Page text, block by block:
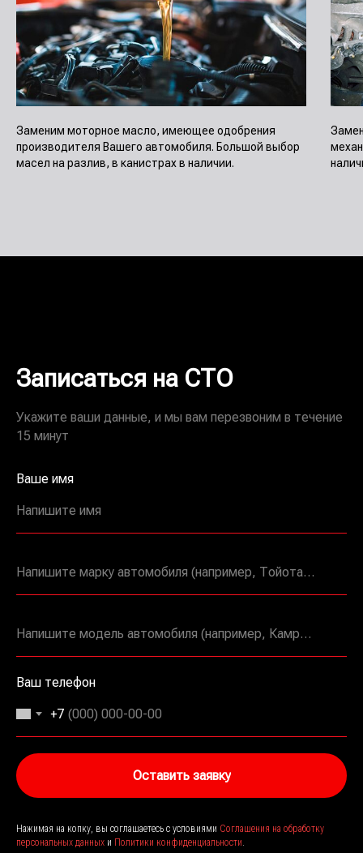
Заменим моторное масло, имеющее одобрения
производителя Вашего автомобиля. Большой выбор
масел на разлив, в канистрах в наличии.
Записаться на СТО
Укажите ваши данные, и мы вам перезвоним в течение
15 минут
Ваше имя
Напишите имя
Напишите марку автомобиля (например, Тойота, Мерседес и т.д.)
Напишите модель автомобиля (например, Камри, E63 и т.д.)
Ваш телефон
+7
Оставить заявку
Нажимая на копку, вы соглашаетесь с условиями Соглашения на обработку
персональных данных и Политики конфиденциальности.